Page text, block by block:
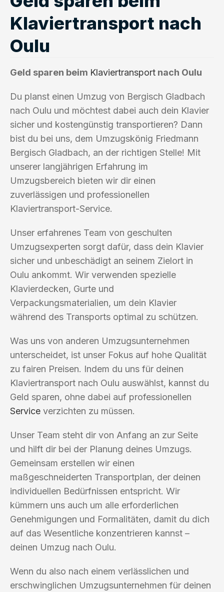
Klaviertransport nach
Oulu
Geld sparen beim Klaviertransport nach Oulu
Du planst einen Umzug von Bergisch Gladbach
nach Oulu und möchtest dabei auch dein Klavier
sicher und kostengünstig transportieren? Dann
bist du bei uns, dem Umzugskönig Friedmann
Bergisch Gladbach, an der richtigen Stelle! Mit
unserer langjährigen Erfahrung im
Umzugsbereich bieten wir dir einen
zuverlässigen und professionellen
Klaviertransport-Service.
Unser erfahrenes Team von geschulten
Umzugsexperten sorgt dafür, dass dein Klavier
sicher und unbeschädigt an seinem Zielort in
Oulu ankommt. Wir verwenden spezielle
Klavierdecken, Gurte und
Verpackungsmaterialien, um dein Klavier
während des Transports optimal zu schützen.
Was uns von anderen Umzugsunternehmen
unterscheidet, ist unser Fokus auf hohe Qualität
zu fairen Preisen. Indem du uns für deinen
Klaviertransport nach Oulu auswählst, kannst du
Geld sparen, ohne dabei auf professionellen
Service verzichten zu müssen.
Unser Team steht dir von Anfang an zur Seite
und hilft dir bei der Planung deines Umzugs.
Gemeinsam erstellen wir einen
maßgeschneiderten Transportplan, der deinen
individuellen Bedürfnissen entspricht. Wir
kümmern uns auch um alle erforderlichen
Genehmigungen und Formalitäten, damit du dich
auf das Wesentliche konzentrieren kannst –
deinen Umzug nach Oulu.
Wenn du also nach einem verlässlichen und
erschwinglichen Umzugsunternehmen für deinen